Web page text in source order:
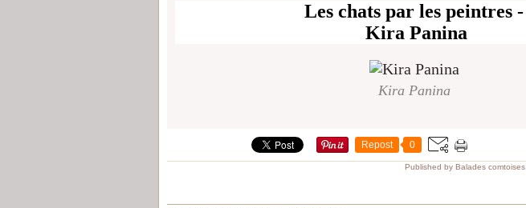
Les chats par les peintres -
Kira Panina
Kira Panina
Repost 0
Published by Balades comtoises